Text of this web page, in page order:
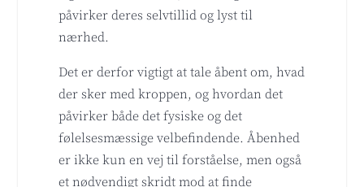
påvirker deres selvtillid og lyst til
nærhed.
Det er derfor vigtigt at tale åbent om, hvad
der sker med kroppen, og hvordan det
påvirker både det fysiske og det
følelsesmæssige velbefindende. Åbenhed
er ikke kun en vej til forståelse, men også
et nødvendigt skridt mod at finde